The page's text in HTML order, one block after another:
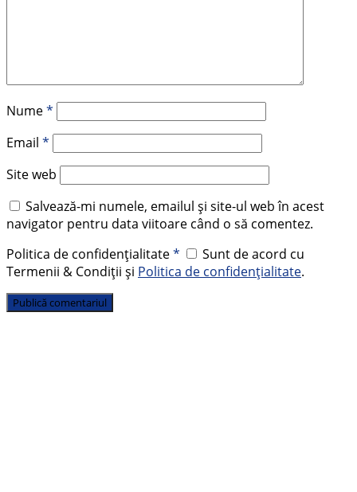
Nume*
Email *
Site web
Salvează-mi numele, emailul și site-ul web în acest
navigator pentru data viitoare când o să comentez.
Politica de confidențialitate*
Sunt de acord cu
Termenii & Condiții și Politica de confidențialitate.